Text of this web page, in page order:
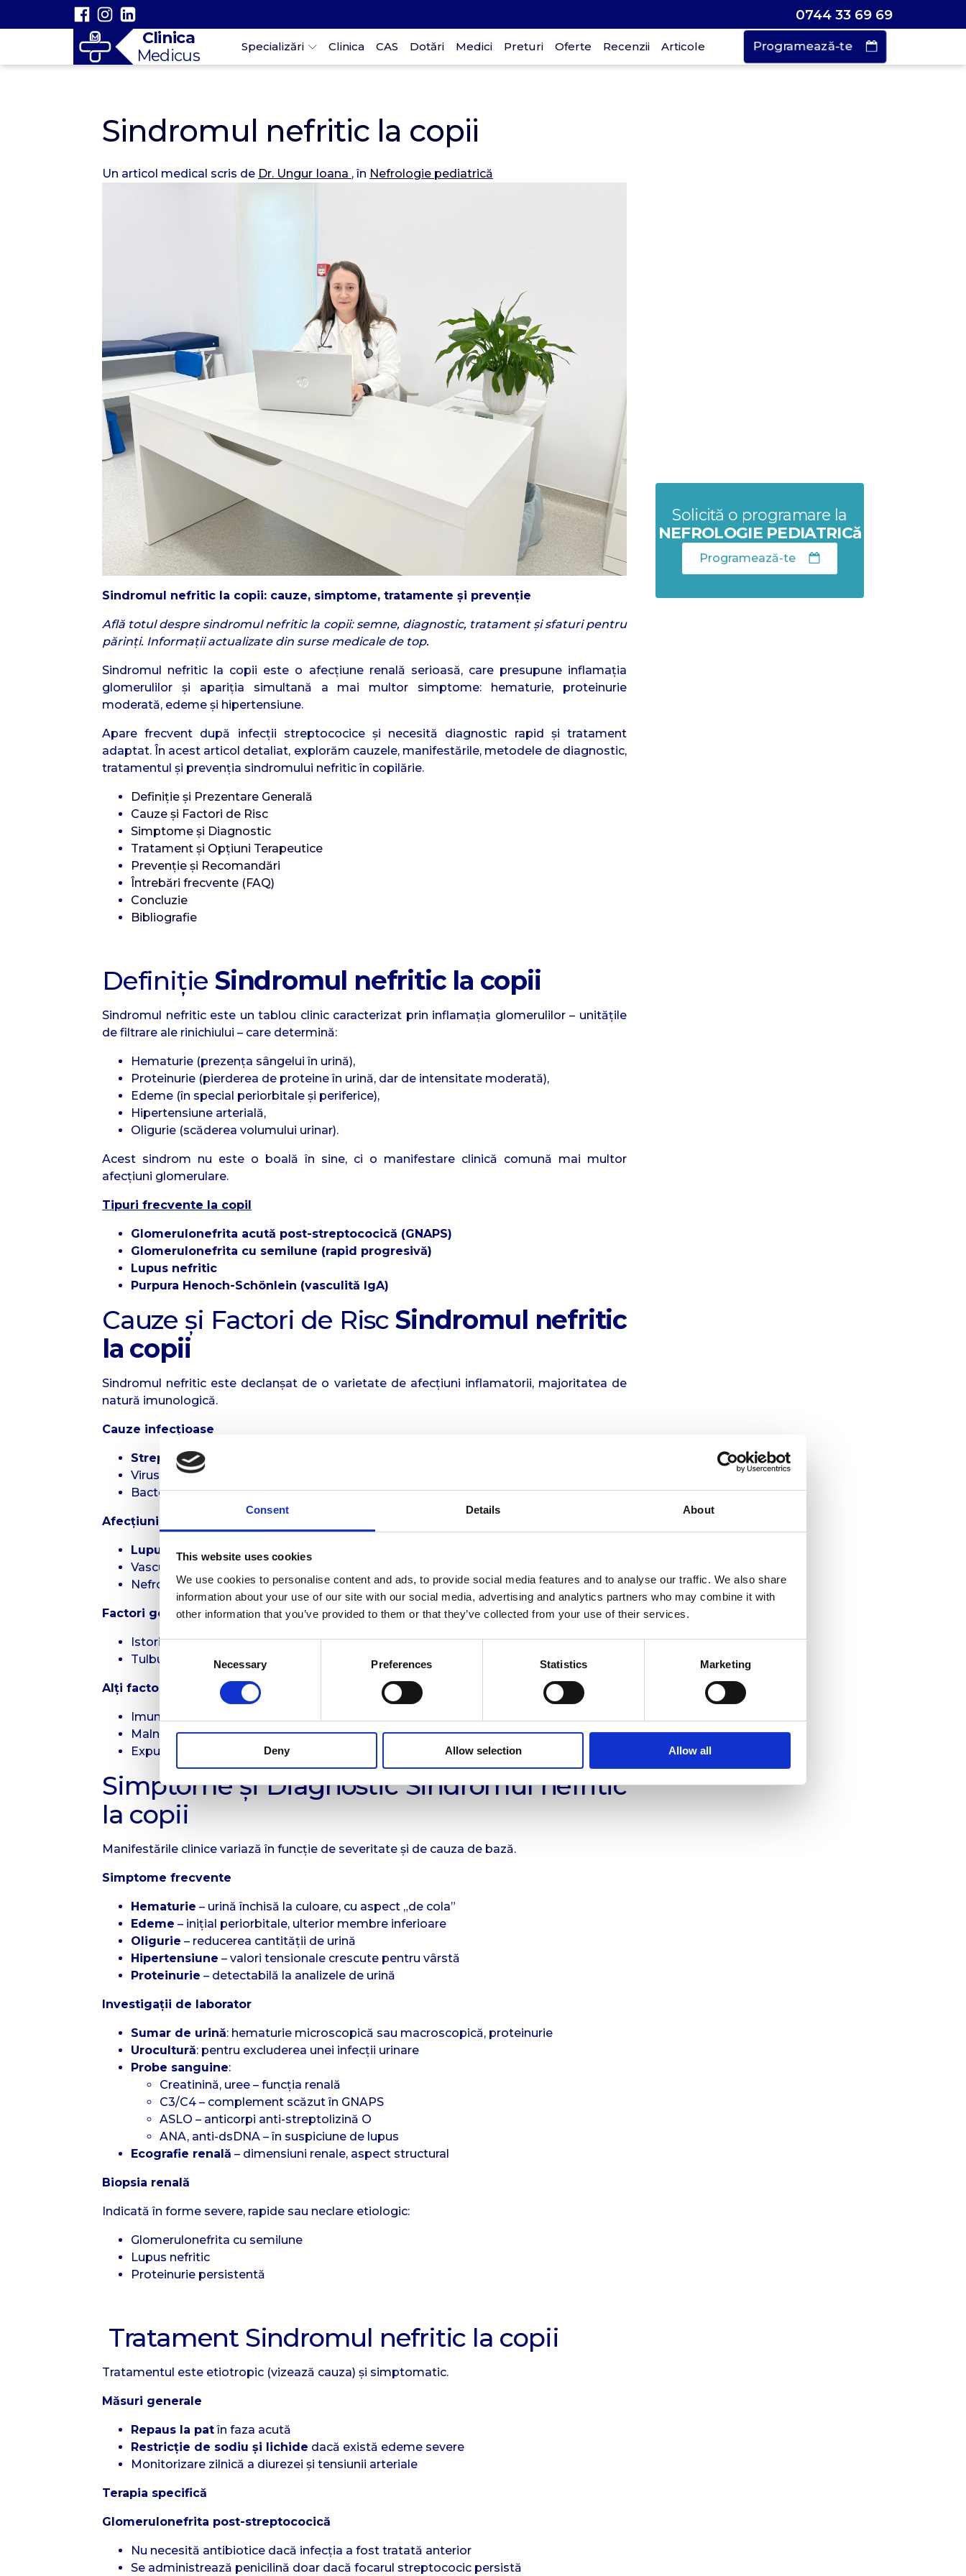
Consent Details About
This website uses cookies
We use cookies to personalise content and ads, to provide social media features and to analyse our traffic. We also share
information about your use of our site with our social media, advertising and analytics partners who may combine it with
other information that you’ve provided to them or that they’ve collected from your use of their services.
Consent
Selection
Necessary Preferences Statistics Marketing
Deny Allow selection Allow all
0744 33 69 69
Clinica
Medicus
Specializări Clinica CAS Dotări Medici Preturi Oferte Recenzii Articole Programează-te
Sindromul nefritic la copii
Un articol medical scris de Dr. Ungur Ioana , în Nefrologie pediatrică
Sindromul nefritic la copii: cauze, simptome, tratamente și prevenție
Află totul despre sindromul nefritic la copii: semne, diagnostic, tratament și sfaturi pentru
părinți. Informații actualizate din surse medicale de top.
Sindromul nefritic la copii este o afecțiune renală serioasă, care presupune inflamația
glomerulilor și apariția simultană a mai multor simptome: hematurie, proteinurie
moderată, edeme și hipertensiune.
Apare frecvent după infecții streptococice și necesită diagnostic rapid și tratament
adaptat. În acest articol detaliat, explorăm cauzele, manifestările, metodele de diagnostic,
tratamentul și prevenția sindromului nefritic în copilărie.
Definiție și Prezentare Generală
Cauze și Factori de Risc
Simptome și Diagnostic
Tratament și Opțiuni Terapeutice
Prevenție și Recomandări
Întrebări frecvente (FAQ)
Concluzie
Bibliografie
Definiție Sindromul nefritic la copii
Sindromul nefritic este un tablou clinic caracterizat prin inflamația glomerulilor – unitățile
de filtrare ale rinichiului – care determină:
Hematurie (prezența sângelui în urină),
Proteinurie (pierderea de proteine în urină, dar de intensitate moderată),
Edeme (în special periorbitale și periferice),
Hipertensiune arterială,
Oligurie (scăderea volumului urinar).
Acest sindrom nu este o boală în sine, ci o manifestare clinică comună mai multor
afecțiuni glomerulare.
Tipuri frecvente la copil
Glomerulonefrita acută post-streptococică (GNAPS)
Glomerulonefrita cu semilune (rapid progresivă)
Lupus nefritic
Purpura Henoch-Schönlein (vasculită IgA)
Cauze și Factori de RiscSindromul nefritic
la copii
Sindromul nefritic este declanșat de o varietate de afecțiuni inflamatorii, majoritatea de
natură imunologică.
Cauze infecțioase
Streptococ beta-hemolitic de grup A
Virusuri: hepatita B și C, HIV, virusul Epstein-Barr
Bacterii: stafilococ, pneumococ, mycoplasma
Afecțiuni imunologice
Lupus eritematos sistemic
Vasculite sistemice (PAN, ANCA-pozitive)
Nefropatie IgA
Factori genetici și autoimuni
Istoric familial de boli glomerulare
Tulburări autoimune în familie
Alți factori favorizanți
Imunosupresia
Malnutriția
Expunerea la toxine sau medicamente nefrotoxice
Simptome și Diagnostic Sindromul nefritic
la copii
Manifestările clinice variază în funcție de severitate și de cauza de bază.
Simptome frecvente
Hematurie – urină închisă la culoare, cu aspect „de cola”
Edeme – inițial periorbitale, ulterior membre inferioare
Oligurie – reducerea cantității de urină
Hipertensiune – valori tensionale crescute pentru vârstă
Proteinurie – detectabilă la analizele de urină
Investigații de laborator
Sumar de urină: hematurie microscopică sau macroscopică, proteinurie
Urocultură: pentru excluderea unei infecții urinare
Probe sanguine:
Creatinină, uree – funcția renală
C3/C4 – complement scăzut în GNAPS
ASLO – anticorpi anti-streptolizină O
ANA, anti-dsDNA – în suspiciune de lupus
Ecografie renală – dimensiuni renale, aspect structural
Biopsia renală
Indicată în forme severe, rapide sau neclare etiologic:
Glomerulonefrita cu semilune
Lupus nefritic
Proteinurie persistentă
Tratament Sindromul nefritic la copii
Tratamentul este etiotropic (vizează cauza) și simptomatic.
Măsuri generale
Repaus la patîn faza acută
Restricție de sodiu și lichide dacă există edeme severe
Monitorizare zilnică a diurezei și tensiunii arteriale
Terapia specifică
Glomerulonefrita post-streptococică
Nu necesită antibiotice dacă infecția a fost tratată anterior
Se administrează penicilină doar dacă focarul streptococic persistă
Solicită o programare la
NEFROLOGIE PEDIATRICă
Programează-te